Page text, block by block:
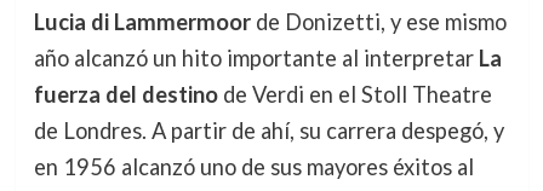
Lucia di Lammermoorde Donizetti, y ese mismo
año alcanzó un hito importante al interpretar La
fuerza del destinode Verdi en el Stoll Theatre
de Londres. A partir de ahí, su carrera despegó, y
en 1956 alcanzó uno de sus mayores éxitos al